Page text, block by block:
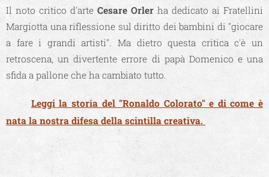
Il noto critico d'arte Cesare Orler ha dedicato ai Fratellini
Margiotta una riflessione sul diritto dei bambini di "giocare
a fare i grandi artisti". Ma dietro questa critica c'è un
retroscena, un divertente errore di papà Domenico e una
sfida a pallone che ha cambiato tutto.
Leggi la storia del "Ronaldo Colorato" e di come è
nata la nostra difesa della scintilla creativa.